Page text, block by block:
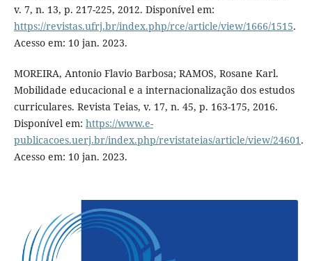
v. 7, n. 13, p. 217-225, 2012. Disponível em:
https://revistas.ufrj.br/index.php/rce/article/view/1666/1515.
Acesso em: 10 jan. 2023.
MOREIRA, Antonio Flavio Barbosa; RAMOS, Rosane Karl.
Mobilidade educacional e a internacionalização dos estudos
curriculares. Revista Teias, v. 17, n. 45, p. 163-175, 2016.
Disponível em: https://www.e-
publicacoes.uerj.br/index.php/revistateias/article/view/24601.
Acesso em: 10 jan. 2023.